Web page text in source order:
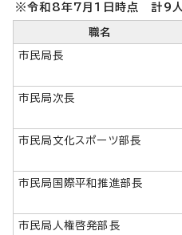
※令和8年7月1日時点 計9人
職名
市民局長
市民局次長
市民局文化スポーツ部長
市民局国際平和推進部長
市民局人権啓発部長